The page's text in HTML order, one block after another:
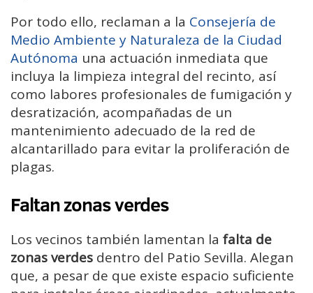
Por todo ello, reclaman a la Consejería de
Medio Ambiente y Naturaleza de la Ciudad
Autónoma una actuación inmediata que
incluya la limpieza integral del recinto, así
como labores profesionales de fumigación y
desratización, acompañadas de un
mantenimiento adecuado de la red de
alcantarillado para evitar la proliferación de
plagas.
Faltan zonas verdes
Los vecinos también lamentan la falta de
zonas verdes dentro del Patio Sevilla. Alegan
que, a pesar de que existe espacio suficiente